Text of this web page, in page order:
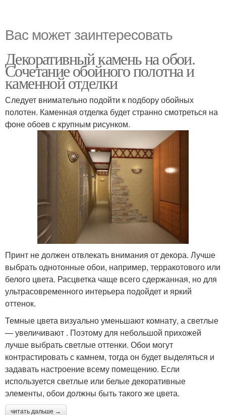
Вас может заинтересовать
Декоративный камень на обои.
Сочетание обойного полотна и
каменной отделки
Следует внимательно подойти к подбору обойных
полотен. Каменная отделка будет странно смотреться на
фоне обоев с крупным рисунком.
Принт не должен отвлекать внимания от декора. Лучше
выбрать однотонные обои, например, терракотового или
белого цвета. Расцветка чаще всего сдержанная, но для
ультрасовременного интерьера подойдет и яркий
оттенок.
Темные цвета визуально уменьшают комнату, а светлые
— увеличивают . Поэтому для небольшой прихожей
лучше выбрать светлые оттенки. Обои могут
контрастировать с камнем, тогда он будет выделяться и
задавать настроение всему помещению. Если
используется светлые или белые декоративные
элементы, обои должны быть такого же цвета.
читать дальше →